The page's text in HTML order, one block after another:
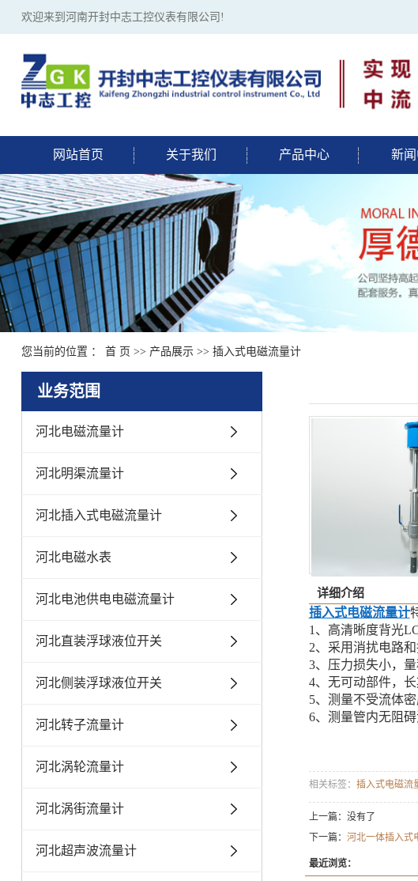
欢迎来到河南开封中志工控仪表有限公司!
网站首页 关于我们 产品中心 新
您当前的位置 ： 首 页 >> 产品展示>> 插入式电磁流量计
业务范围
河北电磁流量计
河北明渠流量计
河北插入式电磁流量计
河北电磁水表
河北电池供电电磁流量计
河北直装浮球液位开关
河北侧装浮球液位开关
河北转子流量计
河北涡轮流量计
河北涡街流量计
河北超声波流量计
详细介绍
插入式电磁流量计
1、高清晰度背光
2、采用消扰电路
3、压力损失小，
4、无可动部件，
5、测量不受流体
6、测量管内无阻
相关标签： 插入式电磁流
上一篇：没有了
下一篇： 河北一体插入式
最近浏览：